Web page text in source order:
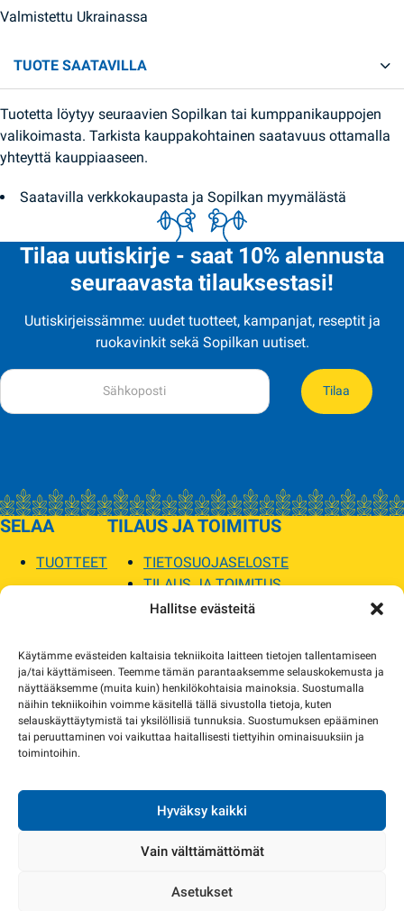
Hallitse evästeitä
Käytämme evästeiden kaltaisia tekniikoita laitteen tietojen tallentamiseen
ja/tai käyttämiseen. Teemme tämän parantaaksemme selauskokemusta ja
näyttääksemme (muita kuin) henkilökohtaisia mainoksia. Suostumalla
näihin tekniikoihin voimme käsitellä tällä sivustolla tietoja, kuten
selauskäyttäytymistä tai yksilöllisiä tunnuksia. Suostumuksen epääminen
tai peruuttaminen voi vaikuttaa haitallisesti tiettyihin ominaisuuksiin ja
toimintoihin.
Hyväksy kaikki
Vain välttämättömät
Asetukset
Valmistettu Ukrainassa
TUOTE SAATAVILLA
Tuotetta löytyy seuraavien Sopilkan tai kumppanikauppojen
valikoimasta. Tarkista kauppakohtainen saatavuus ottamalla
yhteyttä kauppiaaseen.
Saatavilla verkkokaupasta ja Sopilkan myymälästä
Tilaa uutiskirje - saat 10% alennusta
seuraavasta tilauksestasi!
Uutiskirjeissämme: uudet tuotteet, kampanjat, reseptit ja
ruokavinkit sekä Sopilkan uutiset.
Tilaa
SELAA
TUOTTEET
TILAUS JA TOIMITUS
TIETOSUOJASELOSTE
TILAUS JA TOIMITUS
TOIMITUSEHDOT
MYYMÄLÄT JA YHTEYSTIEDOT
USEIN KYSYTYT
AJANKOHTAISTA
yhteyttä ja sovimme korvaavista tuotteista.
Copyright 2024 Sopilka.fi – kaikki oikeudet pidätetään